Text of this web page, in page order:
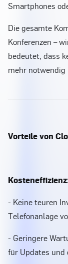
Smartphones
Die gesamte
Konferenzen –
bedeutet, dass
mehr notwendig
Vorteile von
- Keine teuren
Telefonanlage
- Geringere
für Updates und